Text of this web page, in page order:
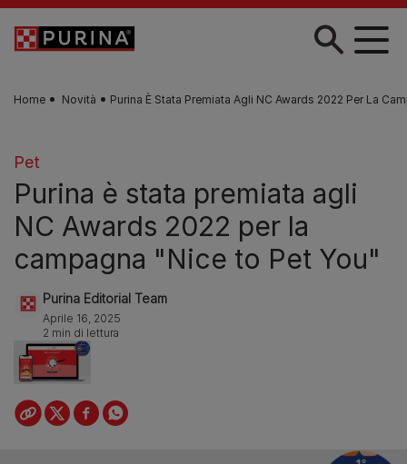
Skip to main content
Home Novità Purina È Stata Premiata Agli NC Awards 2022 Per La
Pet
Purina è stata premiata agli
NC Awards 2022 per la
campagna "Nice to Pet You"
Purina Editorial Team
Aprile 16, 2025
2 min di lettura